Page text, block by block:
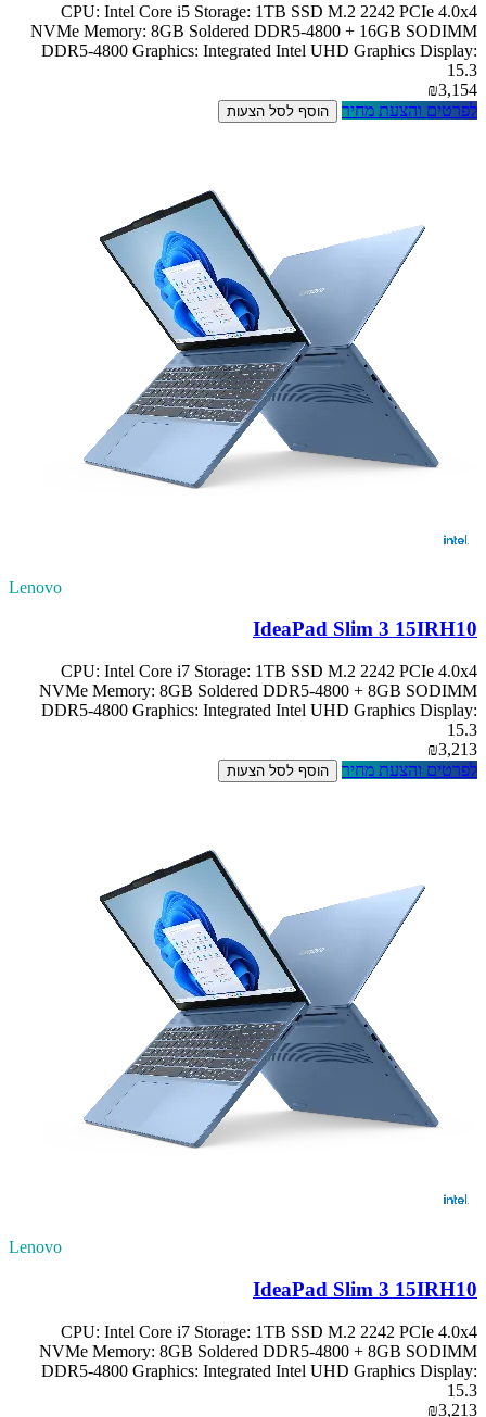
CPU: Intel Core i5 Storage: 1TB SSD M.2 2242 PCIe 4.0x4
NVMe Memory: 8GB Soldered DDR5-4800 + 16GB SODIMM
DDR5-4800 Graphics: Integrated Intel UHD Graphics Display:
15.3
₪3,154
לפרטים והצעת מחיר
הוסף לסל הצעות
Lenovo
IdeaPad Slim 3 15IRH10
CPU: Intel Core i7 Storage: 1TB SSD M.2 2242 PCIe 4.0x4
NVMe Memory: 8GB Soldered DDR5-4800 + 8GB SODIMM
DDR5-4800 Graphics: Integrated Intel UHD Graphics Display:
15.3
₪3,213
לפרטים והצעת מחיר
הוסף לסל הצעות
Lenovo
IdeaPad Slim 3 15IRH10
CPU: Intel Core i7 Storage: 1TB SSD M.2 2242 PCIe 4.0x4
NVMe Memory: 8GB Soldered DDR5-4800 + 8GB SODIMM
DDR5-4800 Graphics: Integrated Intel UHD Graphics Display:
15.3
₪3,213